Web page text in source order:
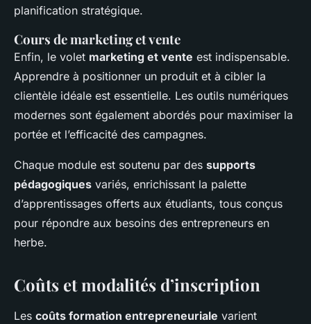
planification stratégique.
Cours de marketing et vente
Enfin, le volet marketing et vente est indispensable.
Apprendre à positionner un produit et à cibler la
clientèle idéale est essentielle. Les outils numériques
modernes sont également abordés pour maximiser la
portée et l’efficacité des campagnes.
Chaque module est soutenu par des supports
pédagogiques variés, enrichissant la palette
d’apprentissages offerts aux étudiants, tous conçus
pour répondre aux besoins des entrepreneurs en
herbe.
Coûts et modalités d’inscription
Les coûts formation entrepreneuriale varient